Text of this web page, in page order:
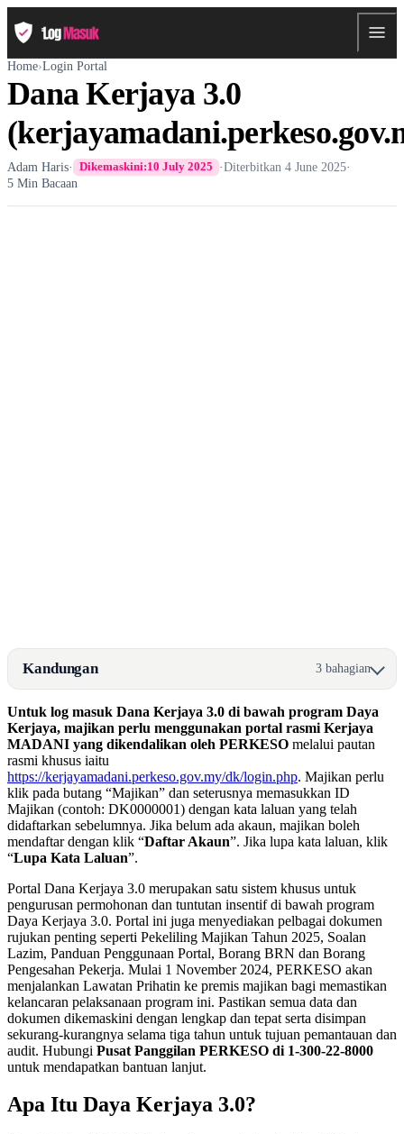
Home›Login Portal
Dana Kerjaya 3.0
Adam Haris· Dikemaskini:10 July 2025 ·Diterbitkan4 June 2025·
5 Min Bacaan
Kandungan 3 bahagian
Untuk log masuk Dana Kerjaya 3.0 di bawah program Daya
Kerjaya, majikan perlu menggunakan portal rasmi Kerjaya
MADANI yang dikendalikan oleh PERKESO melalui pautan
rasmi khusus iaitu
https://kerjayamadani.perkeso.gov.my/dk/login.php. Majikan perlu
klik pada butang “Majikan” dan seterusnya memasukkan ID
Majikan (contoh: DK0000001) dengan kata laluan yang telah
didaftarkan sebelumnya. Jika belum ada akaun, majikan boleh
mendaftar dengan klik “Daftar Akaun”. Jika lupa kata laluan, klik
“Lupa Kata Laluan”.
Portal Dana Kerjaya 3.0 merupakan satu sistem khusus untuk
pengurusan permohonan dan tuntutan insentif di bawah program
Daya Kerjaya 3.0. Portal ini juga menyediakan pelbagai dokumen
rujukan penting seperti Pekeliling Majikan Tahun 2025, Soalan
Lazim, Panduan Penggunaan Portal, Borang BRN dan Borang
Pengesahan Pekerja. Mulai 1 November 2024, PERKESO akan
menjalankan Lawatan Prihatin ke premis majikan bagi memastikan
kelancaran pelaksanaan program ini. Pastikan semua data dan
dokumen dikemaskini dengan lengkap dan tepat serta disimpan
sekurang-kurangnya selama tiga tahun untuk tujuan pemantauan dan
audit. Hubungi Pusat Panggilan PERKESO di 1-300-22-8000
untuk mendapatkan bantuan lanjut.
Apa Itu Daya Kerjaya 3.0?